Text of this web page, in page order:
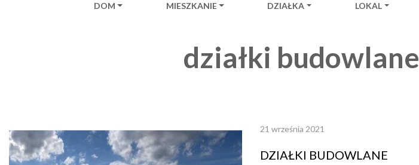
DOM MIESZKANIE DZIAŁKA LOKAL
działki budowlane
21 września 2021
DZIAŁKI BUDOWLANE